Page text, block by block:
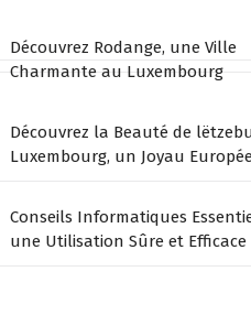
Découvrez Rodange, une Ville
Charmante au Luxembourg
Découvrez la Beauté de
Luxembourg, un Joyau
Conseils Informatiques
une Utilisation Sûre et Efficace